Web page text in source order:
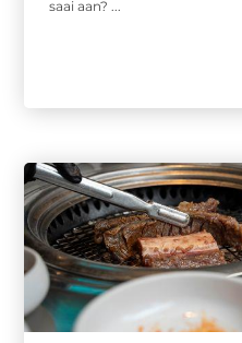
saai aan? ...